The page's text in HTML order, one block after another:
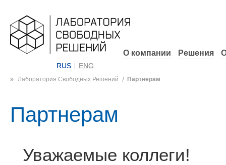
RUS ENG
О компании Решения
Лаборатория Свободных Решений Партнерам
Партнерам
Уважаемые коллеги!